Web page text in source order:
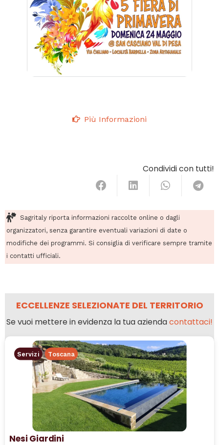
Più Informazioni
Condividi con tutti!
Sagritaly riporta informazioni raccolte online o dagli
organizzatori, senza garantire eventuali variazioni di date o
modifiche dei programmi. Si consiglia di verificare sempre tramite
i contatti ufficiali.
ECCELLENZE SELEZIONATE DEL TERRITORIO
Se vuoi mettere in evidenza la tua aziendacontattaci!
Servizi Toscana
Nesi Giardini